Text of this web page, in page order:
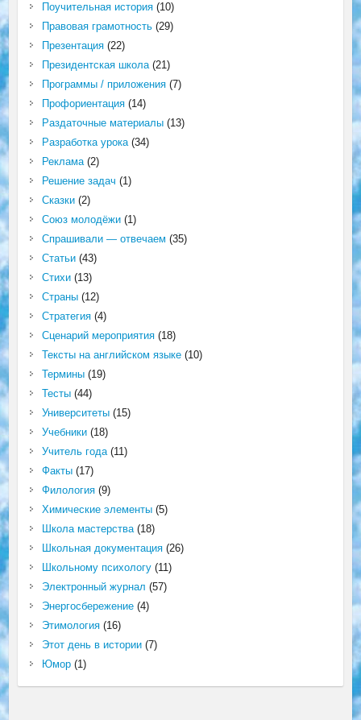
Поучительная история(10)
Правовая грамотность(29)
Презентация(22)
Президентская школа(21)
Программы / приложения(7)
Профориентация(14)
Раздаточные материалы(13)
Разработка урока(34)
Реклама(2)
Решение задач (1)
Сказки(2)
Союз молодёжи(1)
Спрашивали — отвечаем (35)
Статьи(43)
Стихи(13)
Страны(12)
Стратегия(4)
Сценарий мероприятия(18)
Тексты на английском языке(10)
Термины(19)
Тесты(44)
Университеты(15)
Учебники(18)
Учитель года(11)
Факты(17)
Филология(9)
Химические элементы(5)
Школа мастерства(18)
Школьная документация(26)
Школьному психологу(11)
Электронный журнал (57)
Энергосбережение(4)
Этимология(16)
Этот день в истории(7)
Юмор(1)